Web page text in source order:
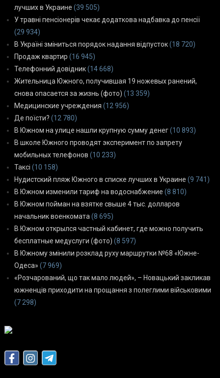
лучших в Украине (39 505)
У травні пенсіонерів чекає додаткова надбавка до пенсії
(29 934)
В Україні зміниться порядок надання відпусток(18 720)
Продаж квартир (16 945)
Телефонний довідник(14 668)
Жительница Южного, получившая 19 ножевых ранений,
снова опасается за жизнь (фото) (13 359)
Медицинские учреждения (12 956)
Де поїсти? (12 780)
В Южном на улице нашли крупную сумму денег(10 893)
В школе Южного проводят эксперимент по запрету
мобильных телефонов (10 233)
Таксі (10 158)
Нудистский пляж Южного в списке лучших в Украине (9 741)
В Южном изменили тариф на водоснабжение (8 810)
В Южном пойман на взятке свыше 4 тыс. долларов
начальник военкомата (8 695)
В Южном открылся частный кабинет, где можно получить
бесплатные медуслуги (фото) (8 597)
В Южному змінили розклад руху маршрутки №68 «Южне-
Одеса» (7 969)
«Розчарований, що так мало людей», – Новацький закликав
южненців приходити на прощання з полеглими військовими
(7 298)